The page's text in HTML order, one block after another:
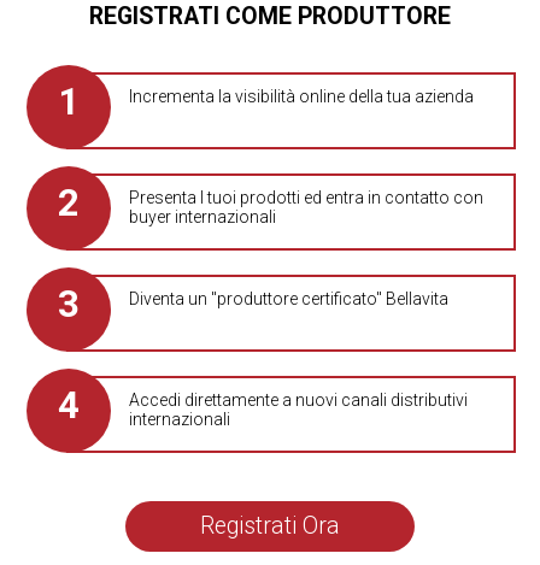
REGISTRATI COME PRODUTTORE
Incrementa la visibilità online della tua azienda
Presenta I tuoi prodotti ed entra in contatto con
buyer internazionali
Diventa un "produttore certificato" Bellavita
Accedi direttamente a nuovi canali distributivi
internazionali
Registrati Ora